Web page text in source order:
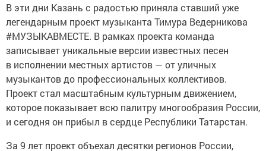
В эти дни Казань с радостью приняла ставший уже
легендарным проект музыканта Тимура Ведерникова
#МУЗЫКАВМЕСТЕ. В рамках проекта команда
записывает уникальные версии известных песен
в исполнении местных артистов — от уличных
музыкантов до профессиональных коллективов.
Проект стал масштабным культурным движением,
которое показывает всю палитру многообразия России,
и сегодня он прибыл в сердце Республики Татарстан.
За 9 лет проект объехал десятки регионов России,